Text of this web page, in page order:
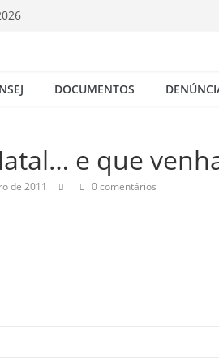
DOCUMENTOS
e que
de 2011 0 comentários